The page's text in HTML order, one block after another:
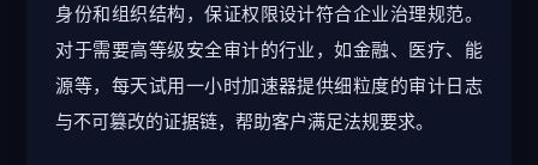
身份和组织结构，保证权限设计符合企业治理规范。
对于需要高等级安全审计的行业，如金融、医疗、能
源等，每天试用一小时加速器提供细粒度的审计日志
与不可篡改的证据链，帮助客户满足法规要求。